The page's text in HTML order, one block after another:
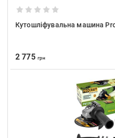
Кутошліфувальна машина
2 775 грн